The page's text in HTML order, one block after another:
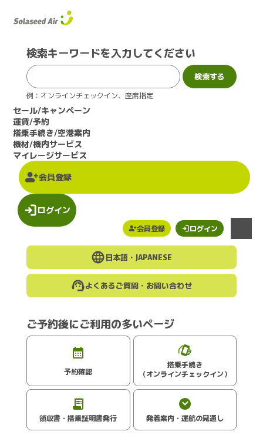
会員登録 ログイン
メニュー
検索キーワードを入力してください
例：オンラインチェックイン、座席指定
セール/キャンペーン
運賃/予約
搭乗手続き/空港案内
機材/機内サービス
マイレージサービス
会員登録
ログイン
日本語・ JAPANESE
よくあるご質問・お問い合わせ
ご予約後にご利用の多いページ
予約確認
搭乗手続き
（オンラインチェックイン）
領収書・搭乗証明書発行 発着案内・運航の見通し